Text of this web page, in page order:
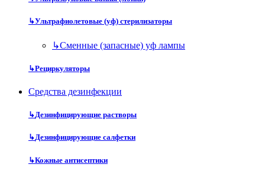
↳Ультрафиолетовые (уф) стерилизаторы
↳Сменные (запасные) уф лампы
↳Рециркуляторы
Средства дезинфекции
↳Дезинфицирующие растворы
↳Дезинфицирующие салфетки
↳Кожные антисептики